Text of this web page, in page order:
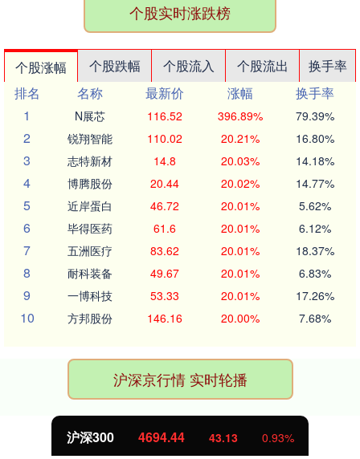
个股实时涨跌榜
个股涨幅 个股跌幅 个股流入 个股流出
换手率
排名
名称 最新价 涨幅
换手率
1
N展芯 116.52 396.89% 79.39%
2 锐翔智能 110.02 20.21% 16.80%
3 志特新材 14.8 20.03% 14.18%
4 博腾股份 20.44 20.02% 14.77%
5 近岸蛋白 46.72 20.01% 5.62%
6 毕得医药 61.6 20.01% 6.12%
7 五洲医疗 83.62 20.01% 18.37%
8 耐科装备 49.67 20.01% 6.83%
9 一博科技 53.33 20.01% 17.26%
10 方邦股份 146.16 20.00% 7.68%
沪深京行情 实时轮播
沪深300 4694.44 43.13 0.93%